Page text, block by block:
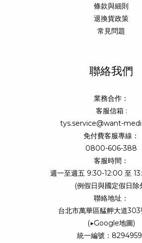
條款與細則
退換貨政策
常見問題
聯絡我們
業務合作：
客服信箱 :
tys.service@want-
免付費客服專線：
0800-606-388
客服時間：
週一至週五 9:30-12:00 至
(例假日與國定假日除
聯絡地址：
台北市萬華區艋舺大道
(▶Google地圖)
統一編號：